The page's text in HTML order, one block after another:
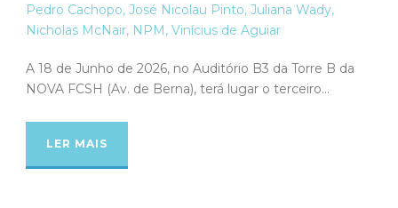
Pedro Cachopo, José Nicolau Pinto, Juliana Wady,
Nicholas McNair, NPM, Vinícius de Aguiar
A 18 de Junho de 2026, no Auditório B3 da Torre B da
NOVA FCSH (Av. de Berna), terá lugar o terceiro...
LER MAIS